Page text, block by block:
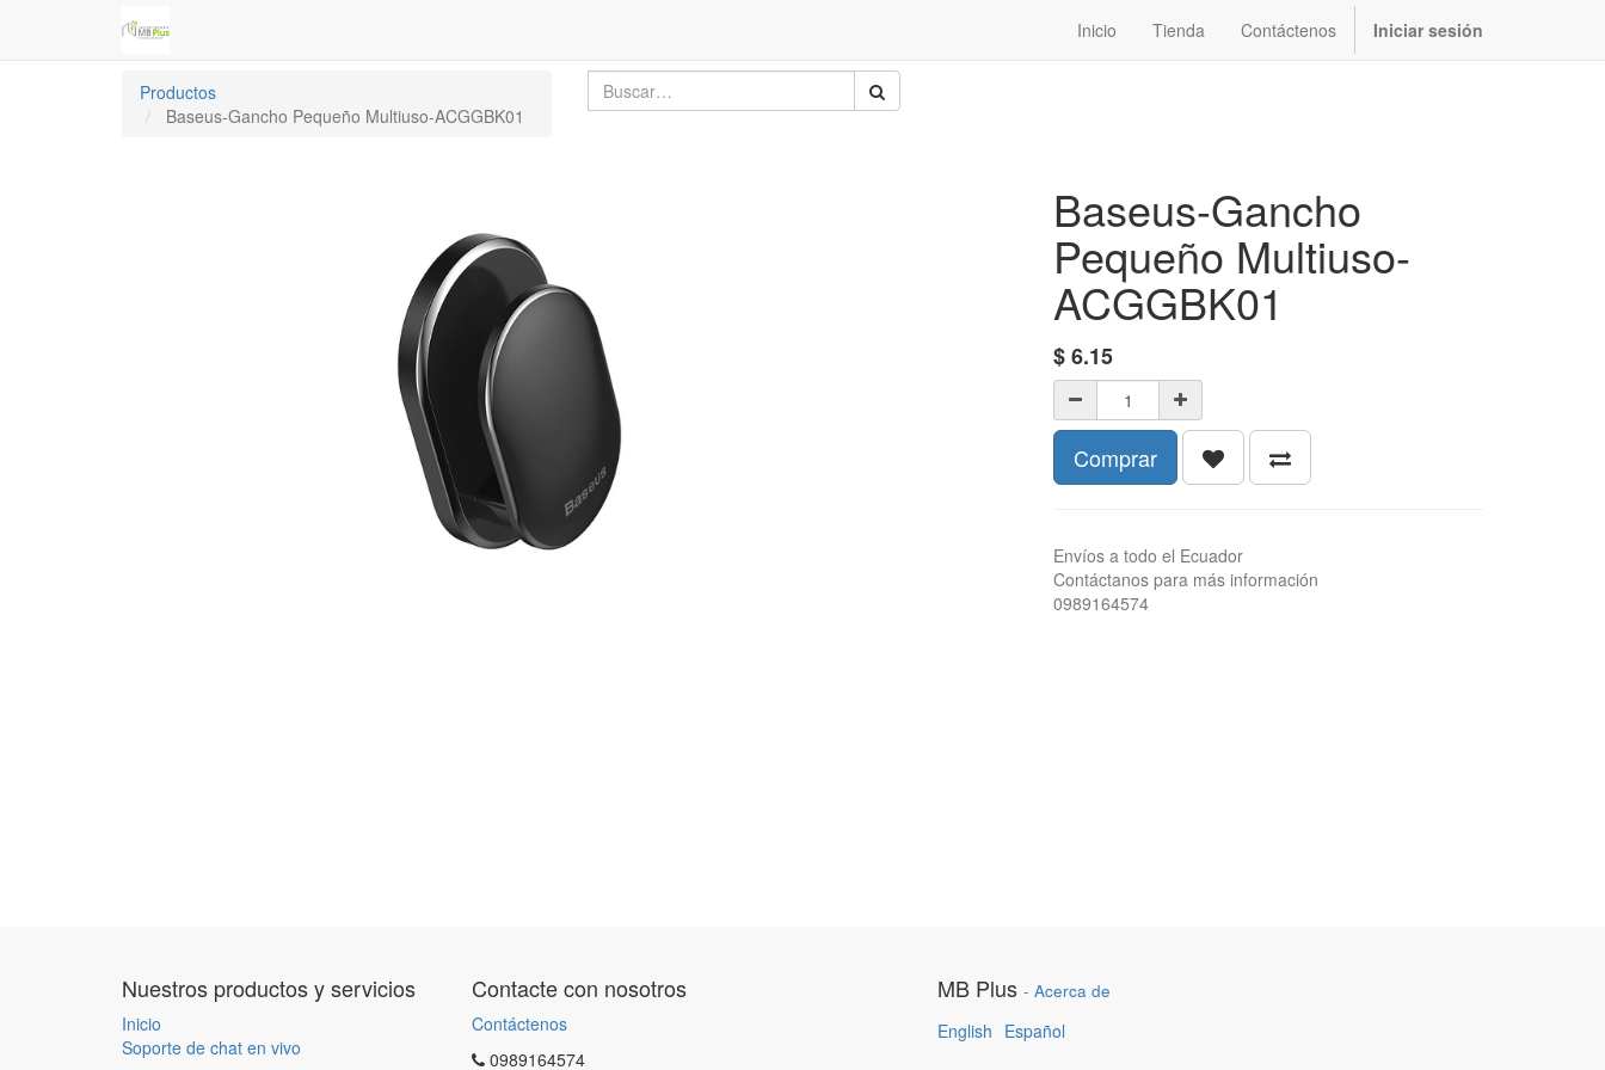
Inicio Tienda Contáctenos Iniciar sesión
Productos
Baseus-Gancho Pequeño Multiuso-ACGGBK01
Baseus-Gancho
Pequeño Multiuso-
ACGGBK01
$6.15
Comprar
Envíos a todo el Ecuador
Contáctanos para más información
0989164574
Nuestros productos y servicios
Inicio
Soporte de chat en vivo
Contacte con nosotros
Contáctenos
0989164574
MB Plus - Acerca de
English Español